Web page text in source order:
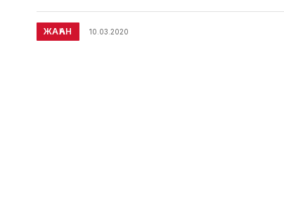
ЖАҺАН 10.03.2020